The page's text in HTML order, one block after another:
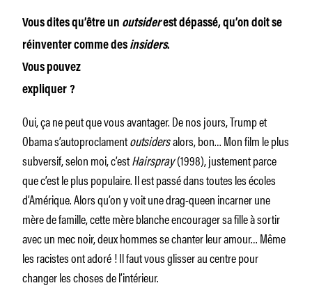
Vous dites qu’être un outsiderest dépassé, qu’on doit se
réinventer comme des insiders.
Vous pouvez
expliquer ?
Oui, ça ne peut que vous avantager. De nos jours, Trump et
Obama s’autoproclamentoutsidersalors, bon… Mon film le plus
subversif, selon moi, c’estHairspray(1998), justement parce
que c’est le plus populaire. Il est passé dans toutes les écoles
d’Amérique. Alors qu’on y voit une drag-queen incarner une
mère de famille, cette mère blanche encourager sa fille à sortir
avec un mec noir, deux hommes se chanter leur amour… Même
les racistes ont adoré ! Il faut vous glisser au centre pour
changer les choses de l’intérieur.